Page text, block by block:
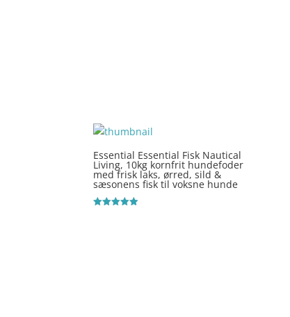
Essential Essential Fisk Nautical
Living, 10kg kornfrit hundefoder
med frisk laks, ørred, sild &
sæsonens fisk til voksne hunde